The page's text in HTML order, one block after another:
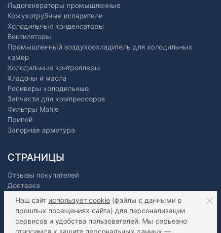
Льдогенераторы промышленные
Кожухотрубные испарители
Холодильные конденсаторы
Вентиляторы
Промышленный воздухоохладитель для холодильных
камер
Холодильные контроллеры
Хладоны и масла
Ресиверы холодильные
Запчасти для компрессоров
Фильтры Mahle
Припой
Запорная арматура
СТРАНИЦЫ
Отзывы покупателей
Доставка
Оплата
Как сделать заказ?
Дилерам
Наш сайт использует cookie (файлы с данными о
прошлых посещениях сайта) для персонализации
сервисов и удобства пользователей. Мы серьезно
относимся к защите персональных данных —